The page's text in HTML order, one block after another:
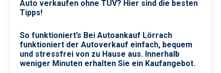
Auto verkaufen ohne TÜV? Hier sind die besten
Tipps!
So funktioniert’s Bei Autoankauf Lörrach
funktioniert der Autoverkauf einfach, bequem
und stressfrei von zu Hause aus. Innerhalb
weniger Minuten erhalten Sie ein Kaufangebot.